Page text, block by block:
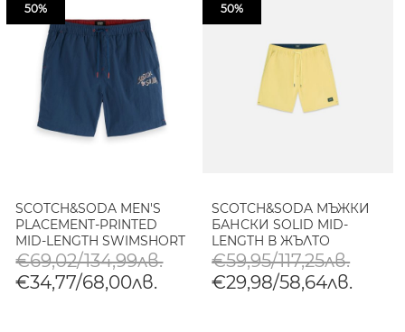
50%
SCOTCH&SODA MEN'S
PLACEMENT-PRINTED
MID-LENGTH SWIMSHORT
IN NAVY
€69,02/134,99лв.
€34,77/68,00лв.
50%
SCOTCH&SODA МЪЖКИ
БАНСКИ SOLID MID-
LENGTH В ЖЪЛТО
€59,95/117,25лв.
€29,98/58,64лв.